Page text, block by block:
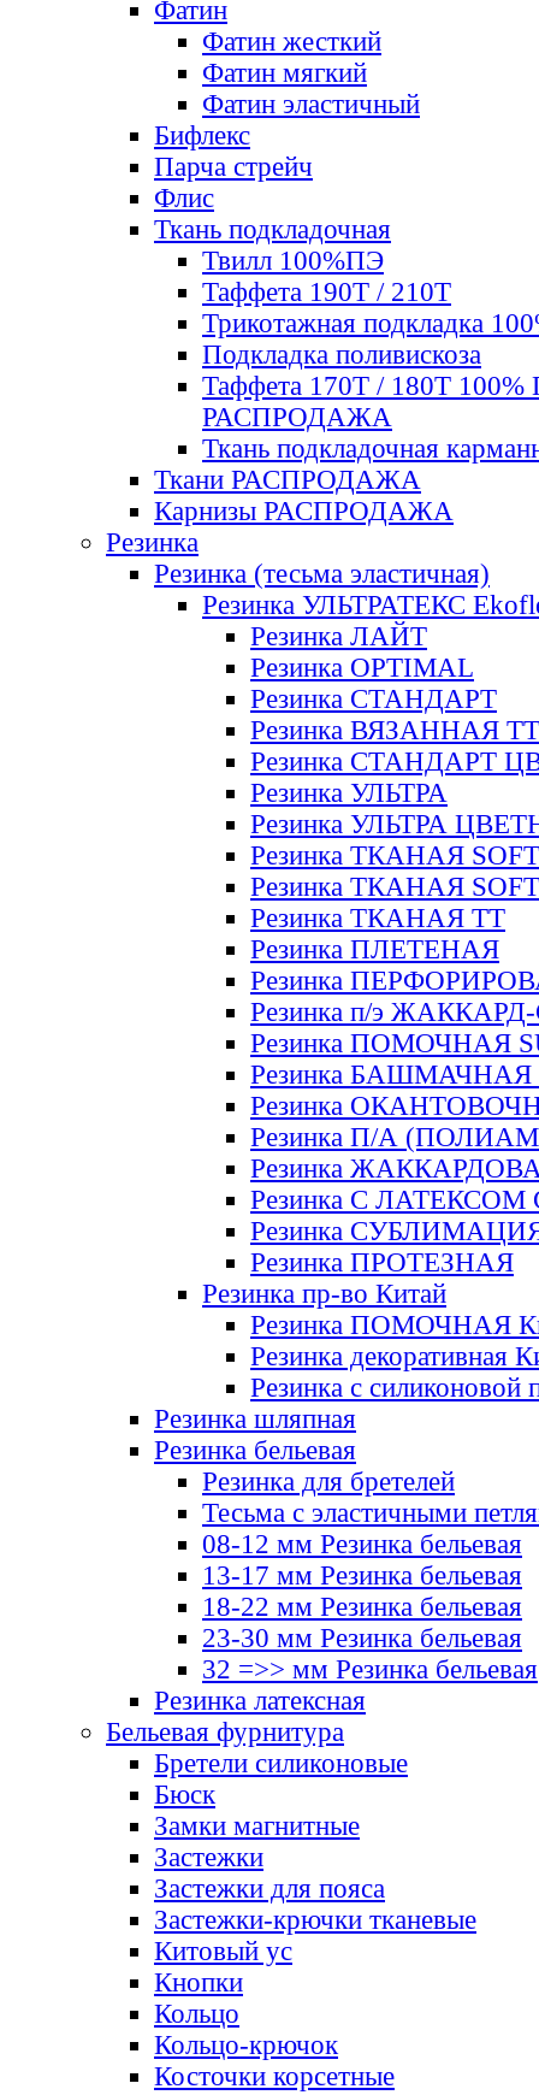
Фатин
Фатин жесткий
Фатин мягкий
Фатин элаcтичный
Бифлекс
Парча стрейч
Флис
Ткань подкладочная
Твилл 100%ПЭ
Таффета 190Т / 210Т
Трикотажная подкладка
Подкладка поливискоза
Таффета 170Т / 180Т 100%
РАСПРОДАЖА
Ткань подкладочная
Ткани РАСПРОДАЖА
Карнизы РАСПРОДАЖА
Резинка
Резинка (тесьма эластичная)
Резинка УЛЬТРАТЕКС
Резинка ЛАЙТ
Резинка OPTIMAL
Резинка СТАНДАРТ
Резинка ВЯЗАННАЯ ТТ
Резинка СТАНДАРТ
Резинка УЛЬТРА
Резинка УЛЬТРА
Резинка ТКАНАЯ SOFT
Резинка ТКАНАЯ
Резинка ТКАНАЯ ТТ
Резинка ПЛЕТЕНАЯ
Резинка
Резинка п/э
Резинка ПОМОЧНАЯ
Резинка БАШМАЧНАЯ
Резинка
Резинка П/А
Резинка
Резинка С ЛАТЕКСОМ
Резинка
Резинка ПРОТЕЗНАЯ
Резинка пр-во Китай
Резинка ПОМОЧНАЯ
Резинка декоративная
Резинка с силиконовой
Резинка шляпная
Резинка бельевая
Резинка для бретелей
Тесьма с эластичными
08-12 мм Резинка бельевая
13-17 мм Резинка бельевая
18-22 мм Резинка бельевая
23-30 мм Резинка бельевая
32 =>> мм Резинка бельевая
Резинка латексная
Бельевая фурнитура
Бретели силиконовые
Бюск
Замки магнитные
Застежки
Застежки для пояса
Застежки-крючки тканевые
Китовый ус
Кнопки
Кольцо
Кольцо-крючок
Косточки корсетные